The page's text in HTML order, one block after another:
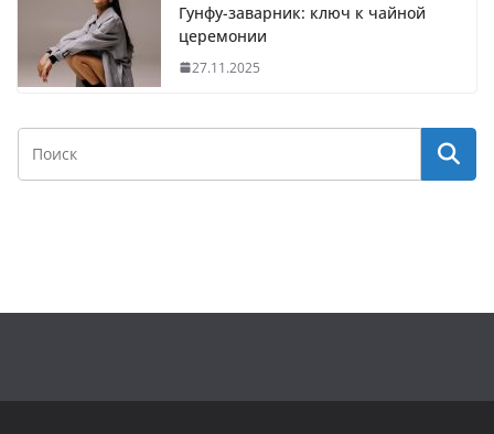
Гунфу-заварник: ключ к чайной
церемонии
27.11.2025